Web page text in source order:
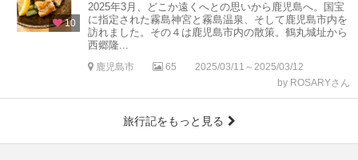
10
2025年3月、どこか遠くへとの思いから鹿児島へ。国宝
に指定された霧島神宮と霧島温泉、そして鹿児島市内を
訪れました。その４は鹿児島市内の散策。鶴丸城址から
西郷隆...
鹿児島市 65
2025/03/11～2025/03/12
by ROSARYさん
旅行記をもっと見る